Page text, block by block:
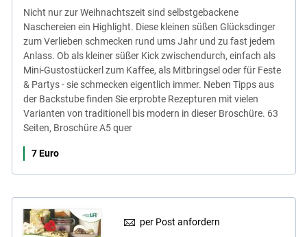
Nicht nur zur Weihnachtszeit sind selbstgebackene
Naschereien ein Highlight. Diese kleinen süßen Glücksdinger
zum Verlieben schmecken rund ums Jahr und zu fast jedem
Anlass. Ob als kleiner süßer Kick zwischendurch, einfach als
Mini-Gustostückerl zum Kaffee, als Mitbringsel oder für Feste
& Partys - sie schmecken eigentlich immer. Neben Tipps aus
der Backstube finden Sie erprobte Rezepturen mit vielen
Varianten von traditionell bis modern in dieser Broschüre. 63
Seiten, Broschüre A5 quer
7 Euro
per Post anfordern